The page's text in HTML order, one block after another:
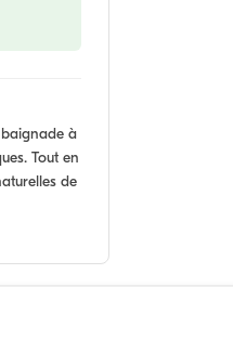
à
Tout en
de